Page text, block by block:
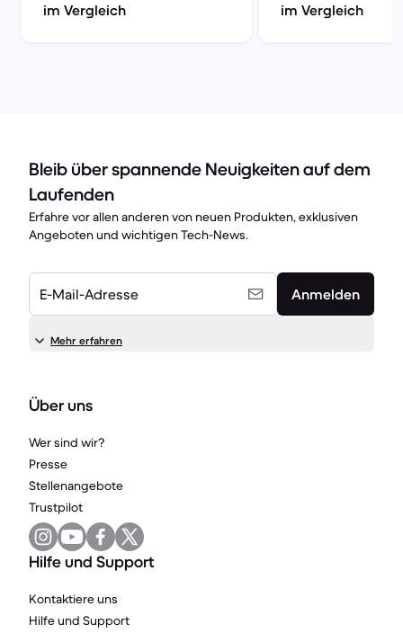
im Vergleich
im Vergleich
Bleib über spannende Neuigkeiten auf dem
Laufenden
Erfahre vor allen anderen von neuen Produkten, exklusiven
Angeboten und wichtigen Tech-News.
E-Mail-Adresse Anmelden
Mehr erfahren
Über uns
Wer sind wir?
Presse
Stellenangebote
Trustpilot
Hilfe und Support
Kontaktiere uns
Hilfe und Support